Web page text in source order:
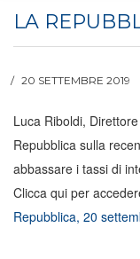
LA
20 SETTEMBRE 2019
Luca Riboldi,
Repubblica sulla
abbassare i tassi di
Clicca qui per
Repubblica, 20